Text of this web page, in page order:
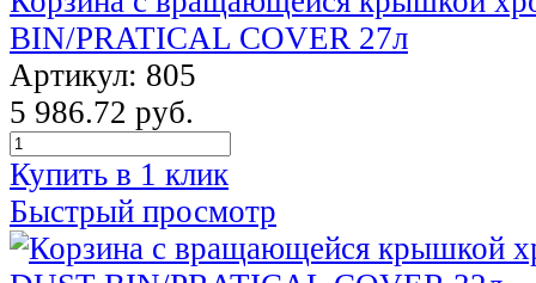
BIN/PRATICAL COVER 27л
Артикул: 805
5 986.72 руб.
Купить в 1 клик
Быстрый просмотр